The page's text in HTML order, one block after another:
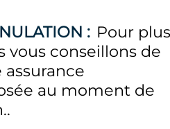
: Pour plus
vous conseillons de
au moment de